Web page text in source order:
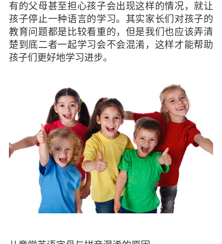
有的父母甚至担心孩子会出现这样的情况，就让
孩子停止一种语言的学习。其实家长们对孩子的
教育问题都是比较看重的，但是我们也应该弄清
楚到底二者一起学习会不会混淆，这样才能帮助
孩子们更好地学习进步。